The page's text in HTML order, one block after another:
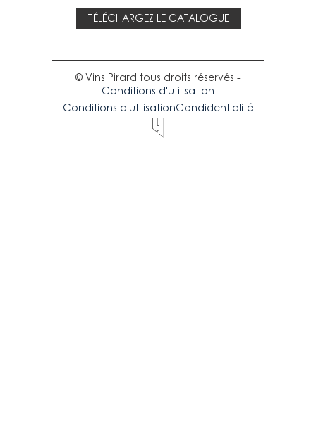
TÉLÉCHARGEZ LE CATALOGUE
© Vins Pirard tous droits réservés -
Conditions d'utilisation
Conditions d'utilisationCondidentialité